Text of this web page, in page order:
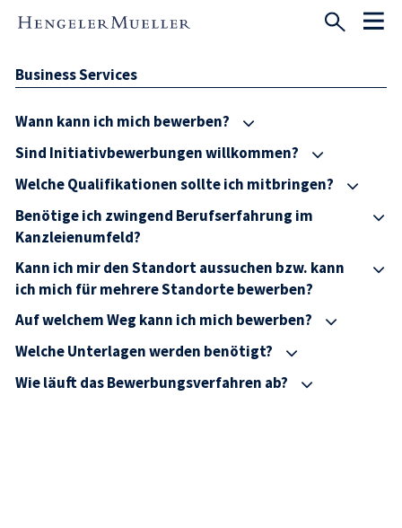
Business Services
Wann kann ich mich bewerben?
Sind Initiativbewerbungen willkommen?
Welche Qualifikationen sollte ich mitbringen?
Benötige ich zwingend Berufserfahrung im
Kanzleienumfeld?
Kann ich mir den Standort aussuchen bzw. kann
ich mich für mehrere Standorte bewerben?
Auf welchem Weg kann ich mich bewerben?
Welche Unterlagen werden benötigt?
Wie läuft das Bewerbungsverfahren ab?